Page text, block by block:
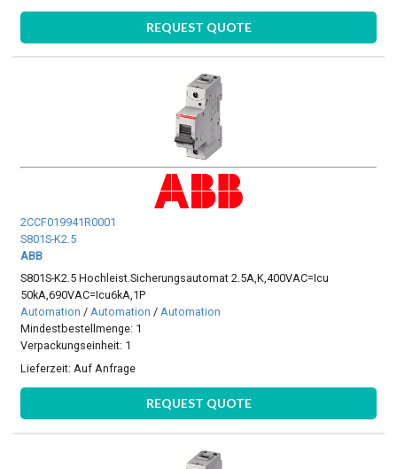
REQUEST QUOTE
2CCF019941R0001
S801S-K2.5
ABB
S801S-K2.5 Hochleist.Sicherungsautomat 2.5A,K,400VAC=Icu
50kA,690VAC=Icu6kA,1P
Automation /Automation /Automation
Mindestbestellmenge: 1
Verpackungseinheit: 1
Lieferzeit: Auf Anfrage
REQUEST QUOTE